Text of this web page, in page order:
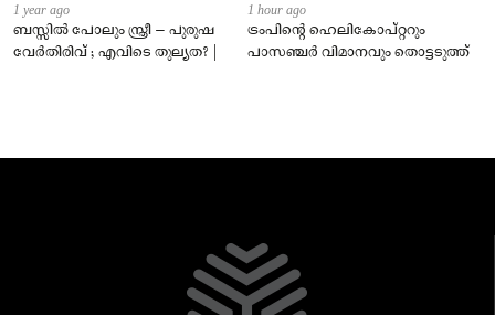
1 year ago
ബസ്സിൽ പോലും സ്ത്രീ – പുരുഷ
വേർതിരിവ് ; എവിടെ തുല്യത? |
1 hour ago
ട്രംപിന്റെ ഹെലികോപ്റ്ററും
പാസഞ്ചര്‍ വിമാനവും തൊട്ടടുത്ത്